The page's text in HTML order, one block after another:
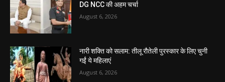
DG NCC की अहम चर्चा
August 6, 2026
नारी शक्ति को सलाम: तीलू रौतेली पुरस्कार के लिए चुनी
गईं ये महिलाएं
August 6, 2026